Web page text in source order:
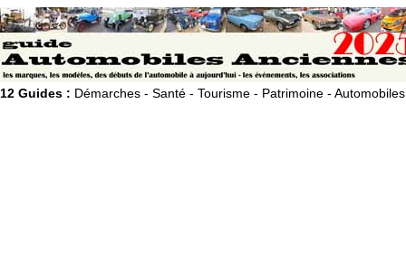
12 Guides : Démarches - Santé - Tourisme - Patrimoine - Automobiles